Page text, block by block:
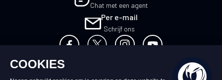
Chat met een agent
Per e-mail
Schrijf ons